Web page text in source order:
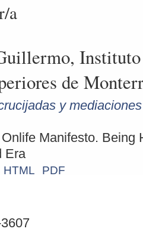
a
de
y
Manifesto. Being
Era
HTML PDF